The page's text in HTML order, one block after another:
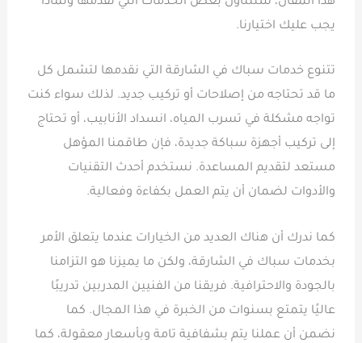
يجب عليك اختيارنا.
تتنوع خدمات سباك في الشارقة التي نقدمها لتشمل كل
ما قد تحتاجه من إصلاحات أو تركيب جديد. لذلك سواء كنت
تواجه مشكلة في تسرب المياه، انسداد الأنابيب، أو تحتاج
إلى تركيب أجهزة سباكة جديدة، فإن طاقمنا المؤهل
مستعد لتقديم المساعدة. نستخدم أحدث التقنيات
والأدوات لضمان أن يتم العمل بكفاءة وفعالية.
كما ندرك أن هناك العديد من الخيارات عندما يتعلق الأمر
بخدمات سباك في الشارقة، ولكن ما يميزنا هو التزامنا
بالجودة والاحترافية. فريقنا من الفنيين المدربين تدريبًا
عاليًا يتمتع بسنوات من الخبرة في هذا المجال. كما
نضمن أن عملنا يتم بشفافية تامة وبأسعار معقولة، كما